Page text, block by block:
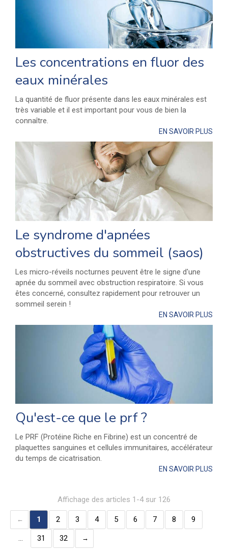
Les concentrations en fluor des
eaux minérales
La quantité de fluor présente dans les eaux minérales est
très variable et il est important pour vous de bien la
connaître.
EN SAVOIR PLUS
Le syndrome d'apnées
obstructives du sommeil (saos)
Les micro-réveils nocturnes peuvent être le signe d'une
apnée du sommeil avec obstruction respiratoire. Si vous
êtes concerné, consultez rapidement pour retrouver un
sommeil serein !
EN SAVOIR PLUS
Qu'est-ce que le prf ?
Le PRF (Protéine Riche en Fibrine) est un concentré de
plaquettes sanguines et cellules immunitaires, accélérateur
du temps de cicatrisation.
EN SAVOIR PLUS
Affichage des articles 1-4 sur 126
1 2 3 4 5 6 7 8 9
… 31 32